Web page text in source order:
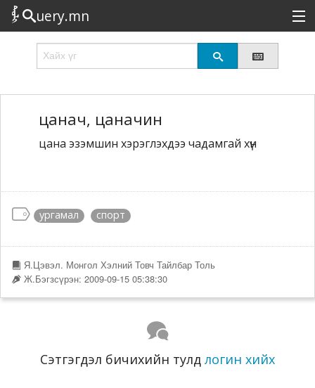
uery.mn
Сонирхолтой
Логин
цанач, цаначин
цана эзэмшин хэрэглэхдээ чадамгай хүн
ургамал спорт
Я.Цэвэл. Монгол Хэлний Товч Тайлбар Толь
Ж.Бэгзсүрэн: 2009-09-15 05:38:30
Сэтгэгдэл бичихийн тулд логин хийх